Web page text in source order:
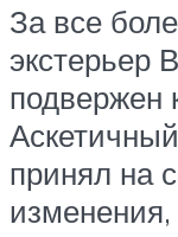
За все
экстерьер
подвержен
принял на